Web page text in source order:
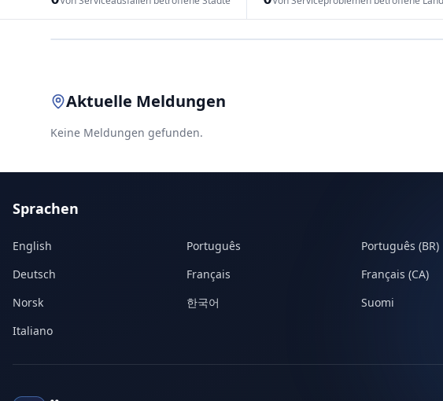
Aktuelle Meldungen
Keine Meldungen gefunden.
Sprachen
English Português Português (BR)
Deutsch
Français Français (CA)
Norsk
한국어 Suomi
Italiano